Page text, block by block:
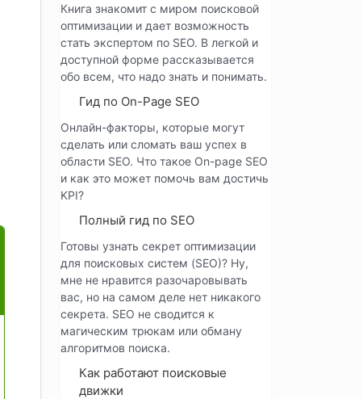
Книга знакомит с миром поисковой
оптимизации и дает возможность
стать экспертом по SEO. В легкой и
доступной форме рассказывается
обо всем, что надо знать и понимать.
Гид по On-Page SEO
Онлайн-факторы, которые могут
сделать или сломать ваш успех в
области SEO. Что такое On-page SEO
и как это может помочь вам достичь
KPI?
Полный гид по SEO
Готовы узнать секрет оптимизации
для поисковых систем (SEO)? Ну,
мне не нравится разочаровывать
вас, но на самом деле нет никакого
секрета. SEO не сводится к
магическим трюкам или обману
алгоритмов поиска.
Как работают поисковые
движки